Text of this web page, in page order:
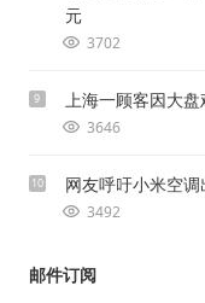
元
3702
9 上海一顾客因大
3646
10 网友呼吁小米空
3492
邮件订阅